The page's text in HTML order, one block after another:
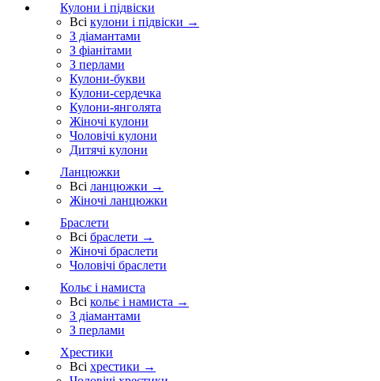
Кулони і підвіски
Всі кулони і підвіски →
З діамантами
З фіанітами
З перлами
Кулони-букви
Кулони-сердечка
Кулони-янголята
Жіночі кулони
Чоловічі кулони
Дитячі кулони
Ланцюжки
Всі ланцюжки →
Жіночі ланцюжки
Браслети
Всі браслети →
Жіночі браслети
Чоловічі браслети
Кольє і намиста
Всі кольє і намиста →
З діамантами
З перлами
Хрестики
Всі хрестики →